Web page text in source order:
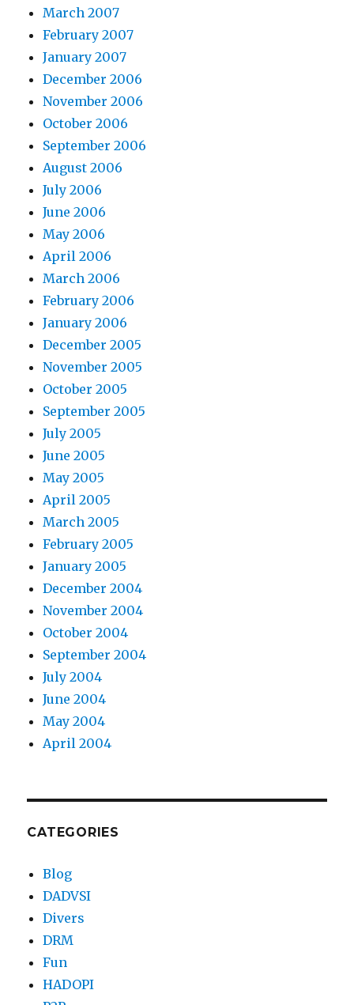
March 2007
February 2007
January 2007
December 2006
November 2006
October 2006
September 2006
August 2006
July 2006
June 2006
May 2006
April 2006
March 2006
February 2006
January 2006
December 2005
November 2005
October 2005
September 2005
July 2005
June 2005
May 2005
April 2005
March 2005
February 2005
January 2005
December 2004
November 2004
October 2004
September 2004
July 2004
June 2004
May 2004
April 2004
CATEGORIES
Blog
DADVSI
Divers
DRM
Fun
HADOPI